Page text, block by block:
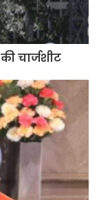
चार्जशीट